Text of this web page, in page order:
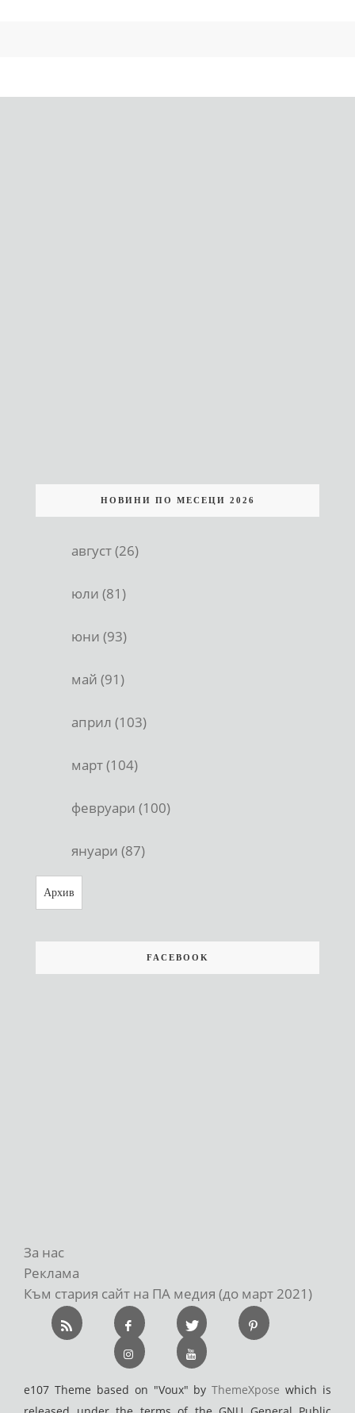
НОВИНИ ПО МЕСЕЦИ 2026
август (26)
юли (81)
юни (93)
май (91)
април (103)
март (104)
февруари (100)
януари (87)
Архив
FACEBOOK
За нас
Реклама
Към стария сайт на ПА медия (до март 2021)
e107 Theme based on "Voux" byThemeXpose which is